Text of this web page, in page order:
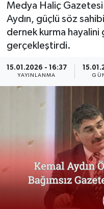
Medya Haliç Gazetesi
Aydın, güçlü söz
dernek kurma
gerçekleştirdi.
15.01.2026 - 16:37
YAYINLANMA
GÜNDEM
KEMERBURGAZ
KÜLTÜR - SANAT
ÖZEL HABER
SAĞLIK
SPOR
TEKNOLOJİ